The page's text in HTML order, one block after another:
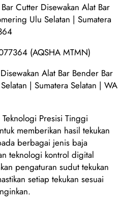
Cutter Disewakan Alat Bar
Ulu Selatan | Sumatera
(AQSHA MTMN)
Alat Bar Bender Bar
| Sumatera Selatan | WA
Presisi Tinggi
memberikan hasil tekukan
berbagai jenis baja
teknologi kontrol digital
pengaturan sudut tekukan
setiap tekukan sesuai